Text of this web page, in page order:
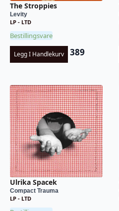
The Stroppies
Levity
LP - LTD
Bestillingsvare
Legg I Handlekurv 389
Ulrika Spacek
Compact Trauma
LP - LTD